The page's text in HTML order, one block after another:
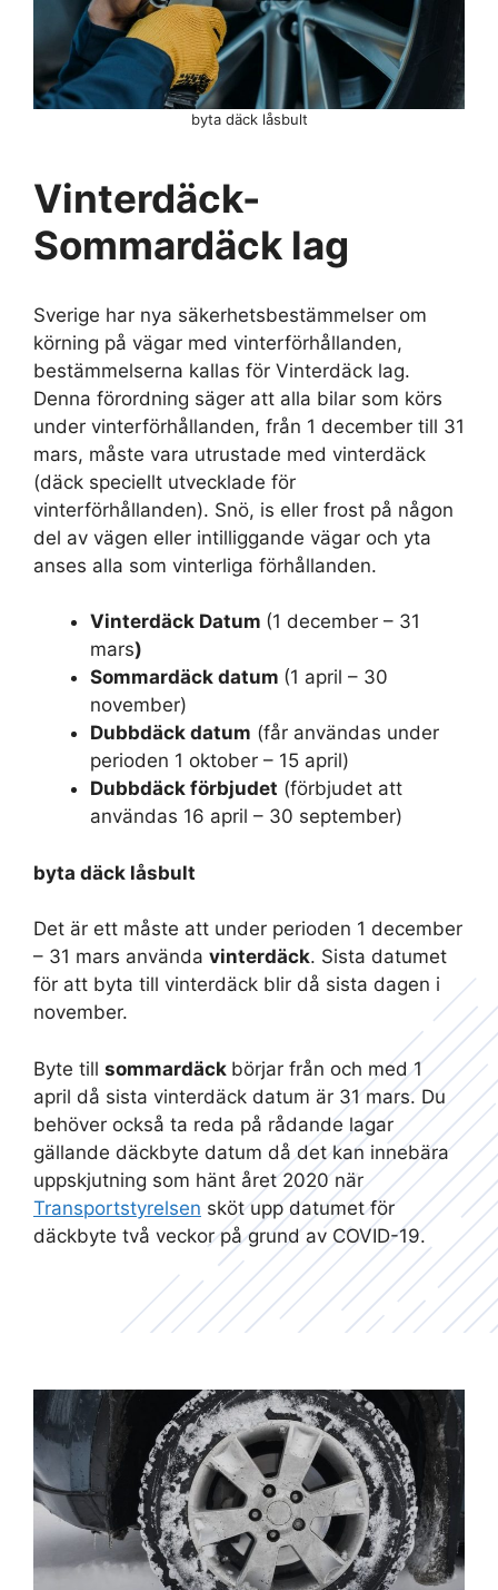
byta däck låsbult
Vinterdäck-
Sommardäck lag
Sverige har nya säkerhetsbestämmelser om
körning på vägar med vinterförhållanden,
bestämmelserna kallas för Vinterdäck lag.
Denna förordning säger att alla bilar som körs
under vinterförhållanden, från 1 december till 31
mars, måste vara utrustade med vinterdäck
(däck speciellt utvecklade för
vinterförhållanden). Snö, is eller frost på någon
del av vägen eller intilliggande vägar och yta
anses alla som vinterliga förhållanden.
Vinterdäck Datum (1 december – 31
mars)
Sommardäck datum (1 april – 30
november)
Dubbdäck datum (får användas under
perioden 1 oktober – 15 april)
Dubbdäck förbjudet (förbjudet att
användas 16 april – 30 september)
byta däck låsbult
Det är ett måste att under perioden 1 december
– 31 mars använda vinterdäck. Sista datumet
för att byta till vinterdäck blir då sista dagen i
november.
Byte till sommardäck börjar från och med 1
april då sista vinterdäck datum är 31 mars. Du
behöver också ta reda på rådande lagar
gällande däckbyte datum då det kan innebära
uppskjutning som hänt året 2020 när
Transportstyrelsen sköt upp datumet för
däckbyte två veckor på grund av COVID-19.